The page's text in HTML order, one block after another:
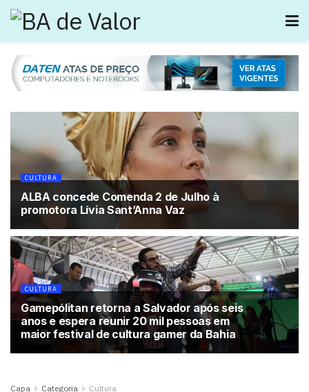
CULTURA
ALBA concede Comenda 2 de Julho à
promotora Lívia Sant’Anna Vaz
CULTURA
Gamepólitan retorna a Salvador após seis
anos e espera reunir 20 mil pessoas em
maior festival de cultura gamer da Bahia
Capa Categoria Cultura